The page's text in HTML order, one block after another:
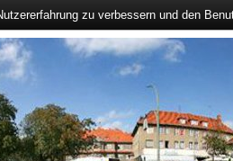
zu verbessern und den